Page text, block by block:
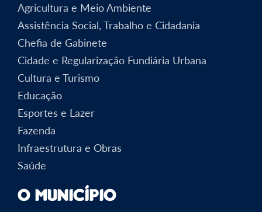
Agricultura e Meio Ambiente
Assistência Social, Trabalho e Cidadania
Chefia de Gabinete
Cidade e Regularização Fundiária Urbana
Cultura e Turismo
Educação
Esportes e Lazer
Fazenda
Infraestrutura e Obras
Saúde
O Município